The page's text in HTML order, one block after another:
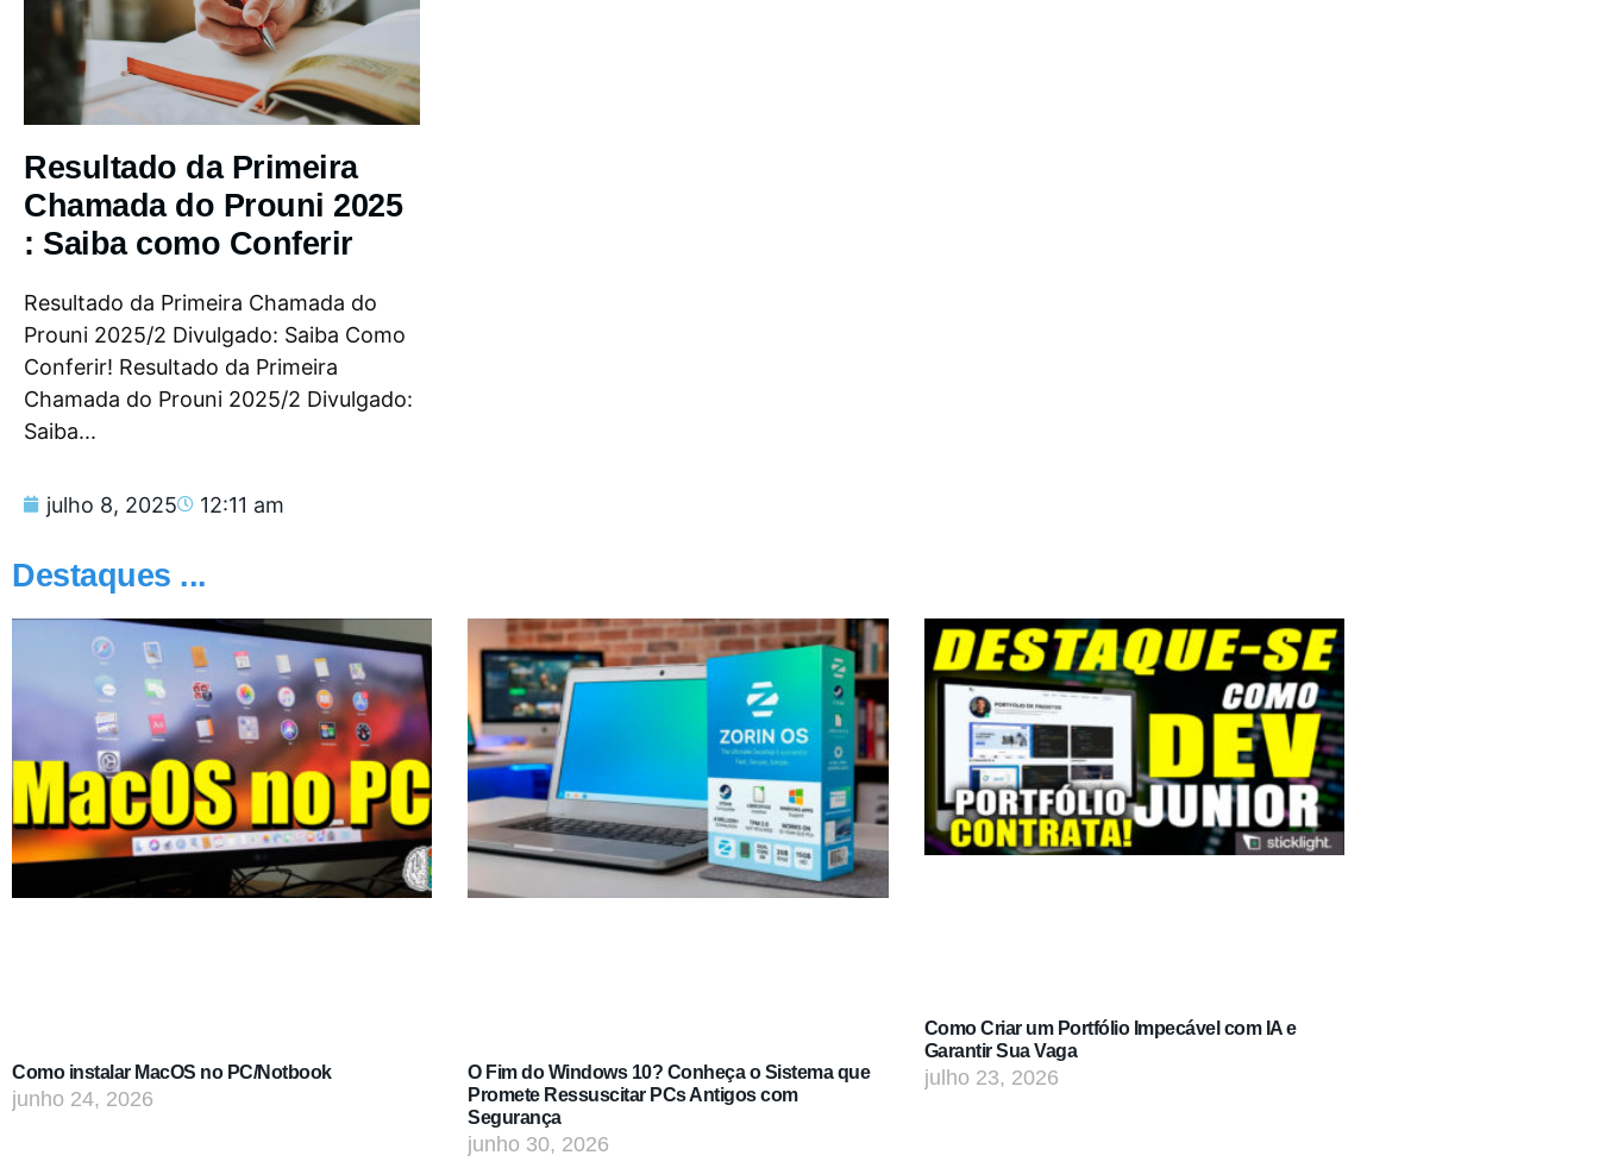
Resultado da Primeira
Chamada do Prouni 2025
: Saiba como Conferir
Resultado da Primeira Chamada do
Prouni 2025/2 Divulgado: Saiba Como
Conferir! Resultado da Primeira
Chamada do Prouni 2025/2 Divulgado:
Saiba...
julho 8, 2025 12:11 am
Destaques ...
Como instalar MacOS no PC/Notbook
junho 24, 2026
O Fim do Windows 10? Conheça o Sistema que
Promete Ressuscitar PCs Antigos com
Segurança
junho 30, 2026
Como Criar um Portfólio Impecável com IA e
Garantir Sua Vaga
julho 23, 2026